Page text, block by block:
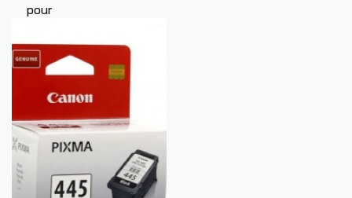
pour
portable
Toshiba ou
Réf : 00538